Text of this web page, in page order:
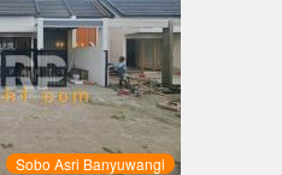
Sobo Asri Banyuwangi